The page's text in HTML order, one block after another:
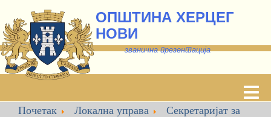
ОПШТИНА ХЕРЦЕГ
НОВИ
званична презентација
Почетак Локална управа
Секретаријат за